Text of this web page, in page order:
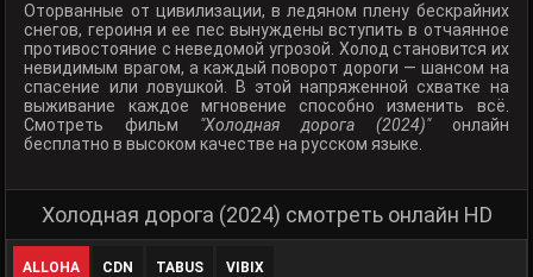
Оторванные от цивилизации, в ледяном плену бескрайних
снегов, героиня и ее пес вынуждены вступить в отчаянное
противостояние с неведомой угрозой. Холод становится их
невидимым врагом, а каждый поворот дороги — шансом на
спасение или ловушкой. В этой напряженной схватке на
выживание каждое мгновение способно изменить всё.
Смотреть фильм "Холодная дорога (2024)"онлайн
бесплатно в высоком качестве на русском языке.
Холодная дорога (2024) смотреть онлайн HD
ALLOHA CDN TABUS VIBIX